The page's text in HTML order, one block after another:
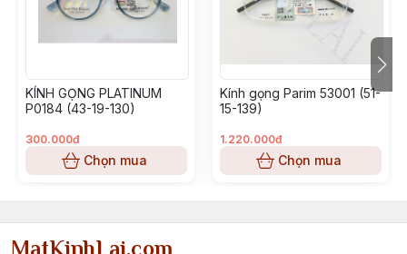
KÍNH GỌNG PLATINUM
P0184 (43-19-130)
300.000đ
Chọn mua
Kính gọng Parim 53001 (51-
15-139)
1.220.000đ
Chọn mua
MatKinhLai.com